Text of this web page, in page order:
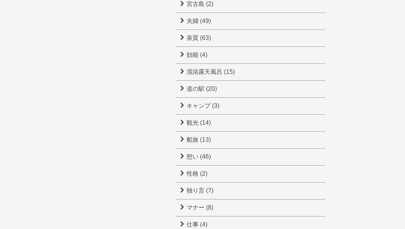
宮古島 (2)
夫婦 (49)
泉質 (63)
効能 (4)
混浴露天風呂 (15)
道の駅 (20)
キャンプ (3)
観光 (14)
船旅 (13)
想い (46)
性格 (2)
独り言 (7)
マナー (8)
仕事 (4)